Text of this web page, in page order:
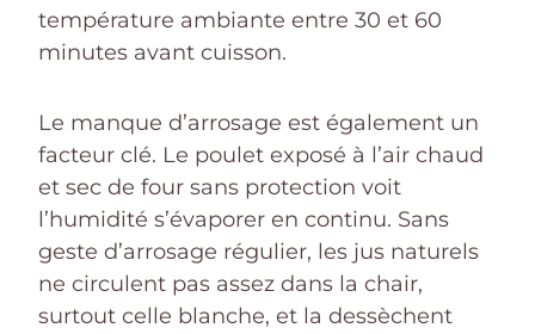
température ambiante entre 30 et 60
minutes avant cuisson.
Le manque d’arrosage est également un
facteur clé. Le poulet exposé à l’air chaud
et sec de four sans protection voit
l’humidité s’évaporer en continu. Sans
geste d’arrosage régulier, les jus naturels
ne circulent pas assez dans la chair,
surtout celle blanche, et la dessèchent